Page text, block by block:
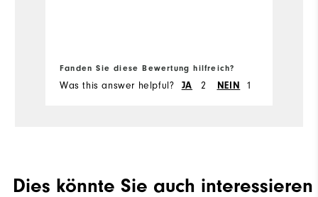
Fanden Sie diese Bewertung hilfreich?
Was this answer helpful? JA 2 NEIN 1
Dies könnte Sie auch interessieren